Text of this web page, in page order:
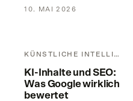
10. MAI 2026
KÜNSTLICHE INTELLIGENZ
KI-Inhalte und SEO:
Was Google wirklich
bewertet